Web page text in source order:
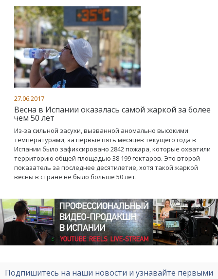
27.06.2017
Весна в Испании оказалась самой жаркой за более
чем 50 лет
Из-за сильной засухи, вызванной аномально высокими
температурами, за первые пять месяцев текущего года в
Испании было зафиксировано 2842 пожара, которые охватили
территорию общей площадью 38 199 гектаров. Это второй
показатель за последнее десятилетие, хотя такой жаркой
весны в стране не было больше 50 лет.
Подпишитесь на наши новости и узнавайте первыми